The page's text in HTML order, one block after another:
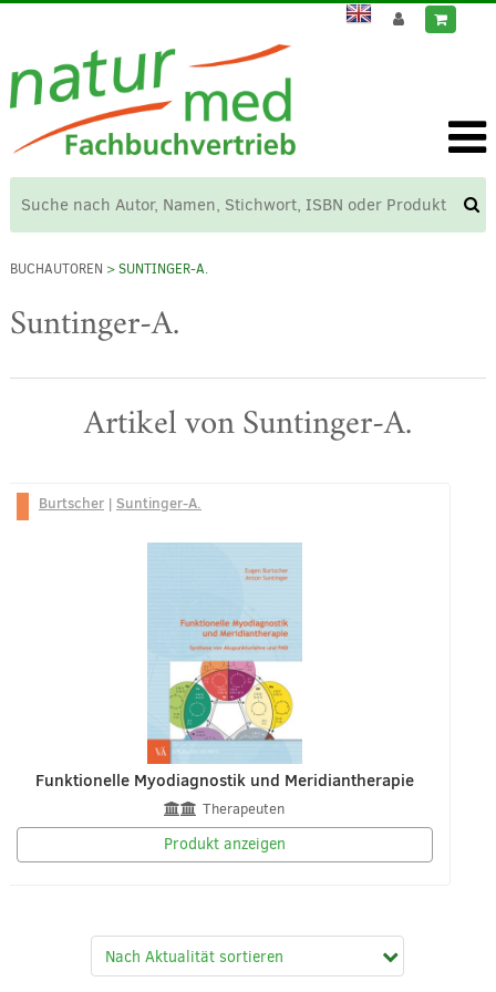
BUCHAUTOREN > SUNTINGER-A.
Suntinger-A.
Artikel von Suntinger-A.
Burtscher| Suntinger-A.
Funktionelle Myodiagnostik und Meridiantherapie
Therapeuten
Produkt anzeigen